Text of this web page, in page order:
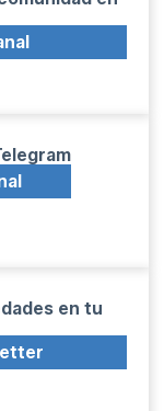
en tu